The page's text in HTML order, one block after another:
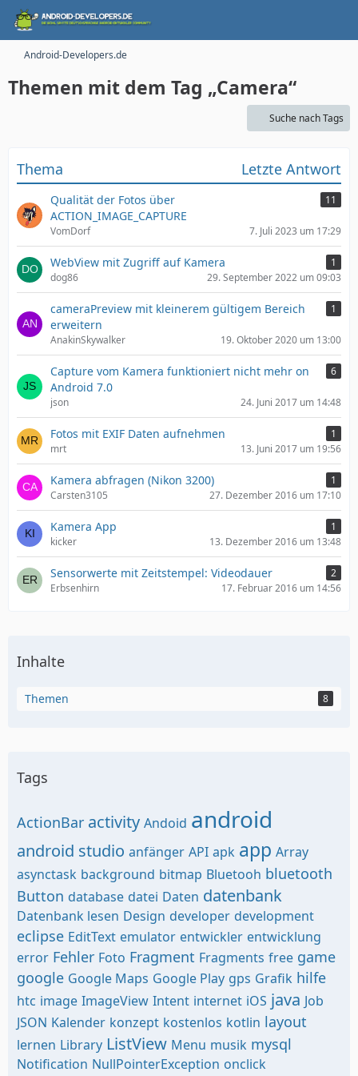
Android-Developers.de
Themen mit dem Tag „Camera“
Suche nach Tags
Thema Letzte Antwort
Qualität der Fotos über
ACTION_IMAGE_CAPTURE
11
VomDorf 7. Juli 2023 um 17:29
WebView mit Zugriff auf Kamera
1
dog86
29. September 2022 um 09:03
cameraPreview mit kleinerem gültigem Bereich
erweitern
1
AnakinSkywalker 19. Oktober 2020 um 13:00
Capture vom Kamera funktioniert nicht mehr on
Android 7.0
6
json 24. Juni 2017 um 14:48
Fotos mit EXIF Daten aufnehmen
1
mrt
13. Juni 2017 um 19:56
Kamera abfragen (Nikon 3200)
1
Carsten3105
27. Dezember 2016 um 17:10
Kamera App
1
kicker
13. Dezember 2016 um 13:48
Sensorwerte mit Zeitstempel: Videodauer
2
Erbsenhirn
17. Februar 2016 um 14:56
Inhalte
Themen 8
Tags
ActionBar activity Andoid android
android studio anfänger API apk app Array
asynctask background bitmap Bluetooh bluetooth
Button database datei Daten datenbank
Datenbank lesen Design developer development
eclipse EditText emulator entwickler entwicklung
error Fehler Foto Fragment Fragments free game
google Google Maps Google Play gps Grafik hilfe
htc image ImageView Intent internet iOS java Job
JSON Kalender konzept kostenlos kotlin layout
lernen Library ListView Menu musik mysql
Notification NullPointerException onclick